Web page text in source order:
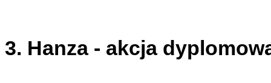
3. Hanza - akcja